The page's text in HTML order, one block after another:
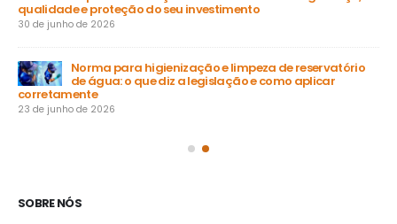
qualidade e proteção do seu investimento
30 de junho de 2026
Norma para higienização e limpeza de reservatório
de água: o que diz a legislação e como aplicar
corretamente
23 de junho de 2026
SOBRE NÓS